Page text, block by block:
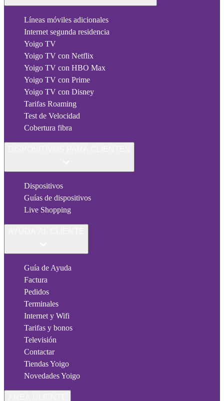
Líneas móviles adicionales
Internet segunda residencia
Yoigo TV
Yoigo TV con Netflix
Yoigo TV con HBO Max
Yoigo TV con Prime
Yoigo TV con Disney
Tarifas Roaming
Test de Velocidad
Cobertura fibra
Dispositivos
Guías de dispositivos
Live Shopping
Guía de Ayuda
Factura
Pedidos
Terminales
Internet y Wifi
Tarifas y bonos
Televisión
Contactar
Tiendas Yoigo
Novedades Yoigo